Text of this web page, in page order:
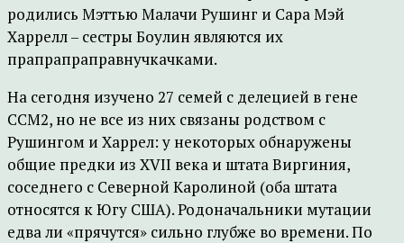
родились Мэттью Малачи Рушинг и Сара Мэй
Харрелл – сестры Боулин являются их
прапрапраправнучкачками.
На сегодня изучено 27 семей с делецией в гене
ССМ2, но не все из них связаны родством с
Рушингом и Харрел: у некоторых обнаружены
общие предки из XVII века и штата Виргиния,
соседнего с Северной Каролиной (оба штата
относятся к Югу США). Родоначальники мутации
едва ли «прячутся» сильно глубже во времени. По